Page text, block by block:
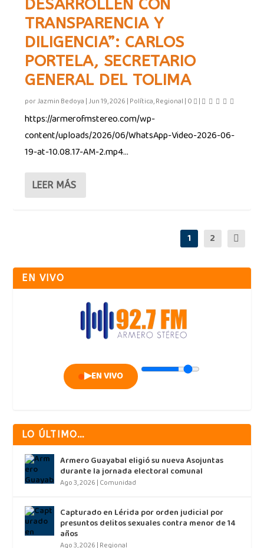
DESARROLLEN CON
TRANSPARENCIA Y
DILIGENCIA”: CARLOS
PORTELA, SECRETARIO
GENERAL DEL TOLIMA
porJazmin Bedoya | Jun 19, 2026 | Política,Regional | 0 |
https://armerofmstereo.com/wp-
content/uploads/2026/06/WhatsApp-Video-2026-06-
19-at-10.08.17-AM-2.mp4...
LEER MÁS
1 2
EN VIVO
▶EN VIVO
LO ÚLTIMO…
Armero Guayabal eligió su nueva Asojuntas
durante la jornada electoral comunal
Ago 3, 2026 | Comunidad
Capturado en Lérida por orden judicial por
presuntos delitos sexuales contra menor de 14
años